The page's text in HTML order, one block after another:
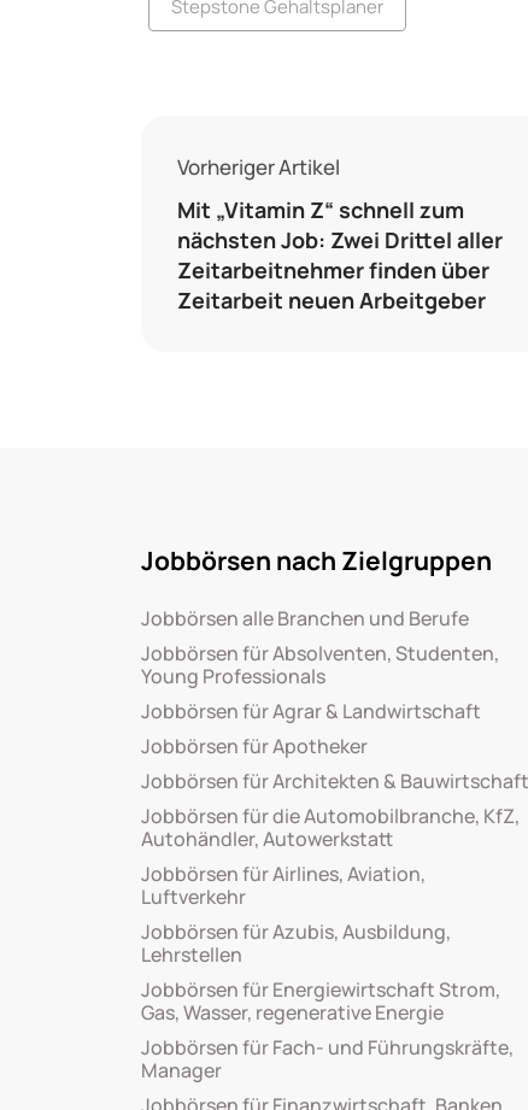
Stepstone Gehaltsplaner
Vorheriger Artikel
Mit „Vitamin Z“ schnell zum
nächsten Job: Zwei Drittel aller
Zeitarbeitnehmer finden über
Zeitarbeit neuen Arbeitgeber
Jobbörsen nach Zielgruppen
Jobbörsen alle Branchen und Berufe
Jobbörsen für Absolventen, Studenten,
Young Professionals
Jobbörsen für Agrar & Landwirtschaft
Jobbörsen für Apotheker
Jobbörsen für Architekten & Bauwirtschaft
Jobbörsen für die Automobilbranche, KfZ,
Autohändler, Autowerkstatt
Jobbörsen für Airlines, Aviation,
Luftverkehr
Jobbörsen für Azubis, Ausbildung,
Lehrstellen
Jobbörsen für Energiewirtschaft Strom,
Gas, Wasser, regenerative Energie
Jobbörsen für Fach- und Führungskräfte,
Manager